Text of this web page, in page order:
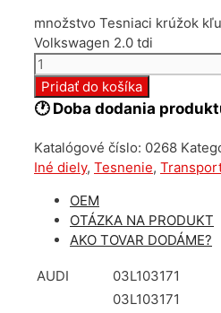
množstvo Tesniaci krúžok
Volkswagen 2.0 tdi
Pridať do košíka
🕐 Doba dodania
Katalógové číslo: 0268
Iné diely, Tesnenie,
OEM
OTÁZKA NA PRODUKT
AKO TOVAR DODÁME?
AUDI 03L103171
03L103171